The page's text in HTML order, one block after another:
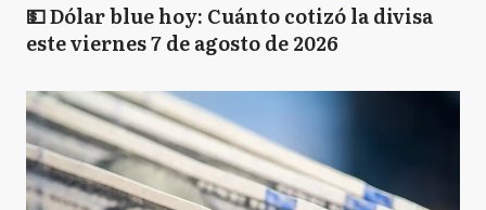
💵 Dólar blue hoy: Cuánto cotizó la divisa
este viernes 7 de agosto de 2026